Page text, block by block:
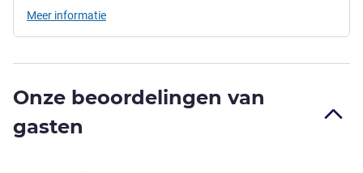
Meer informatie
Onze beoordelingen van
gasten